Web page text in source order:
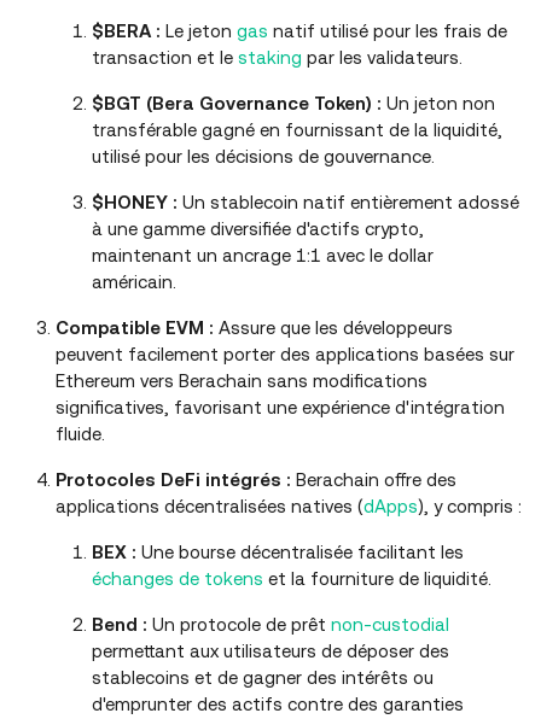
$BERA : Le jeton gas natif utilisé pour les frais de
transaction et le staking par les validateurs.
$BGT (Bera Governance Token) : Un jeton non
transférable gagné en fournissant de la liquidité,
utilisé pour les décisions de gouvernance.
$HONEY : Un stablecoin natif entièrement adossé
à une gamme diversifiée d'actifs crypto,
maintenant un ancrage 1:1 avec le dollar
américain.
Compatible EVM : Assure que les développeurs
peuvent facilement porter des applications basées sur
Ethereum vers Berachain sans modifications
significatives, favorisant une expérience d'intégration
fluide.
Protocoles DeFi intégrés : Berachain offre des
applications décentralisées natives (dApps), y compris :
BEX : Une bourse décentralisée facilitant les
échanges de tokens et la fourniture de liquidité.
Bend : Un protocole de prêt non-custodial
permettant aux utilisateurs de déposer des
stablecoins et de gagner des intérêts ou
d'emprunter des actifs contre des garanties